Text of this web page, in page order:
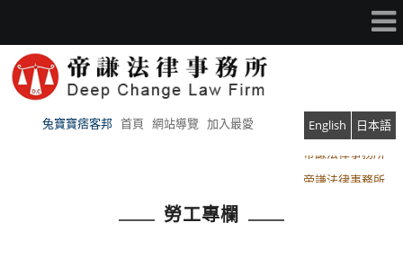
兔寶寶痞客邦 首頁 網站導覽 加入最愛 English
日本語
帝謙法律事務所
勞工專欄